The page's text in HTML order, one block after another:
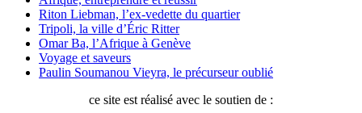
Riton Liebman, l’ex-vedette du quartier
Tripoli, la ville d’Éric Ritter
Omar Ba, l’Afrique à Genève
Voyage et saveurs
Paulin Soumanou Vieyra, le précurseur oublié
ce site est réalisé avec le soutien de :